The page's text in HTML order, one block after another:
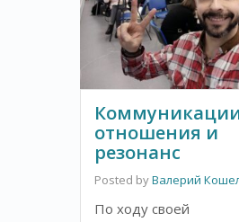
отношения и
резонанс
Posted byВалерий
По ходу своей